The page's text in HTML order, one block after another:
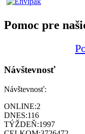
Pomoc pre
Návštevnosť
Návštevnosť:
ONLINE:2
DNES:116
TÝŽDEŇ:1997